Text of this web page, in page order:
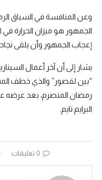
الجمهور هو ميزان الحرارة في
إعجاب الجمهور وأن يلقى
يشار إلى أن آخر أعمال
“بين لقصور” والذي خطف
البرايم تايم.
0 تعليقات